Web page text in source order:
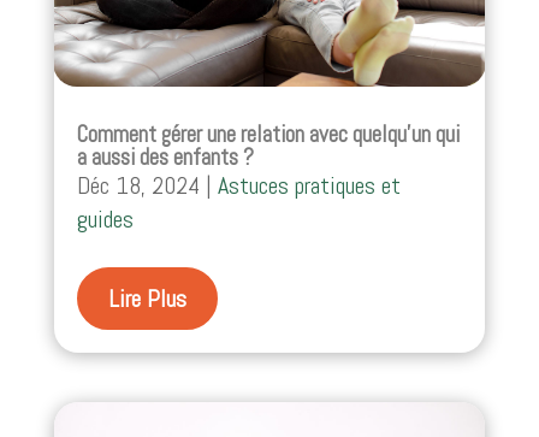
Comment gérer une relation avec quelqu’un qui
a aussi des enfants ?
Déc 18, 2024 | Astuces pratiques et
guides
Lire Plus